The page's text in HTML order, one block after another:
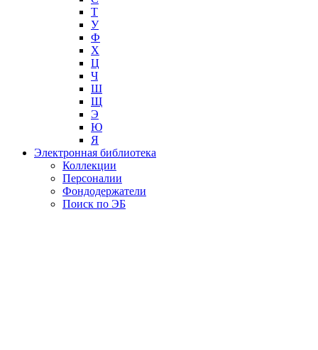
Т
У
Ф
Х
Ц
Ч
Ш
Щ
Э
Ю
Я
Электронная библиотека
Коллекции
Персоналии
Фондодержатели
Поиск по ЭБ